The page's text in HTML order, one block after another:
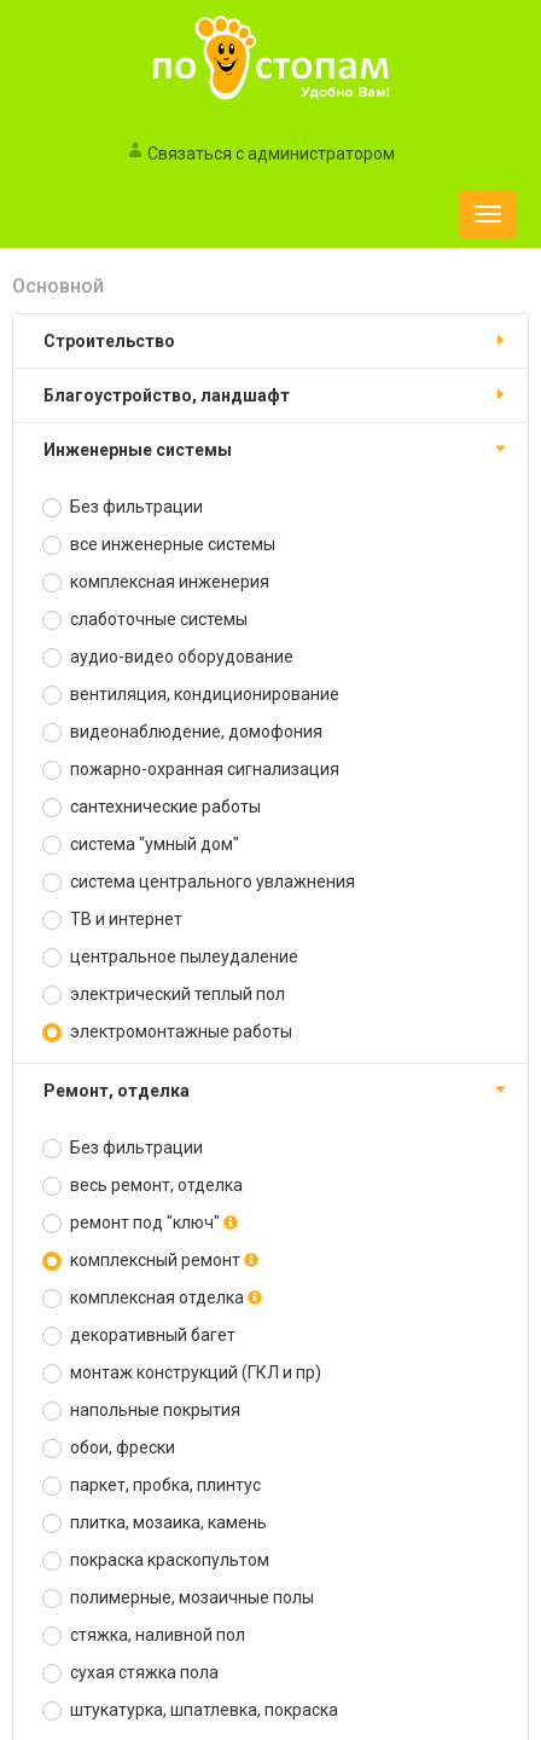
Связаться с администратором
Toggle
Основной
строительство
благоустройство, ландшафт
инженерные системы
Без фильтрации
все инженерные системы
комплексная инженерия
слаботочные системы
аудио-видео оборудование
вентиляция, кондиционирование
видеонаблюдение, домофония
пожарно-охранная сигнализация
сантехнические работы
система "умный дом"
система центрального увлажнения
ТВ и интернет
центральное пылеудаление
электрический теплый пол
электромонтажные работы
ремонт, отделка
Без фильтрации
весь ремонт, отделка
ремонт под "ключ"
комплексный ремонт
комплексная отделка
декоративный багет
монтаж конструкций (ГКЛ и пр)
напольные покрытия
обои, фрески
паркет, пробка, плинтус
плитка, мозаика, камень
покраска краскопультом
полимерные, мозаичные полы
стяжка, наливной пол
сухая стяжка пола
штукатурка, шпатлевка, покраска